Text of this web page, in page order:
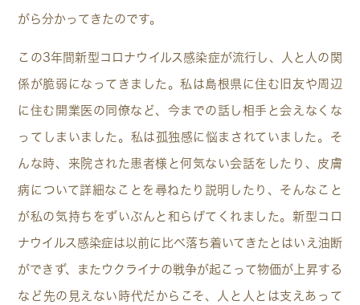
がら分かってきたのです。
この3年間新型コロナウイルス感染症が流行し、人と人の関
係が脆弱になってきました。私は島根県に住む旧友や周辺
に住む開業医の同僚など、今までの話し相手と会えなくな
ってしまいました。私は孤独感に悩まされていました。そ
んな時、来院された患者様と何気ない会話をしたり、皮膚
病について詳細なことを尋ねたり説明したり、そんなこと
が私の気持ちをずいぶんと和らげてくれました。新型コロ
ナウイルス感染症は以前に比べ落ち着いてきたとはいえ油断
ができず、またウクライナの戦争が起こって物価が上昇する
など先の見えない時代だからこそ、人と人とは支えあって